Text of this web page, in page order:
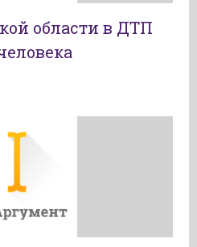
области в ДТП